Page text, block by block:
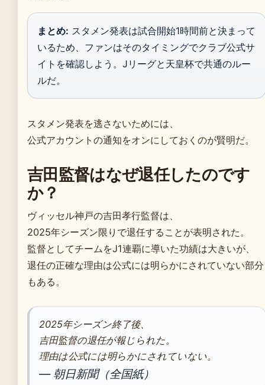
まとめ: スタメン発表は試合開始1時間前と決まって
いるため、ファンはそのタイミングでクラブ公式サ
イトを確認しよう。Jリーグと天皇杯で共通のルー
ルだ。
スタメン発表を逃さないためには、
公式アカウントの通知をオンにしておくのが賢明だ。
吉田監督はなぜ退任したのです
か？
ヴィッセル神戸の吉田孝行監督は、
2025年シーズン限りで退任することが表明された。
監督としてチームをJ1連覇に導いた功績は大きいが、
退任の正確な理由は公式には明らかにされていない部分
もある。
2025年シーズン終了後、
吉田監督の退任が報じられた。
理由は公式には明らかにされていない。
— 朝日新聞（全国紙）